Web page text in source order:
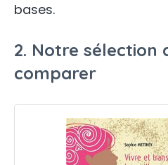
bases.
2. Notre sélection
comparer